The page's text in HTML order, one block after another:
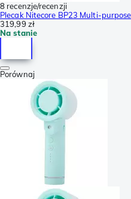
8 recenzje/recenzji
Plecak Nitecore BP23 Multi-
319,99 zł
Na stanie
Porównaj